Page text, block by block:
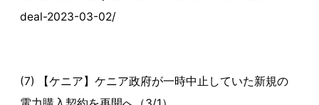
deal-2023-03-02/
(7) 【ケニア】ケニア政府が一時中止していた新規の